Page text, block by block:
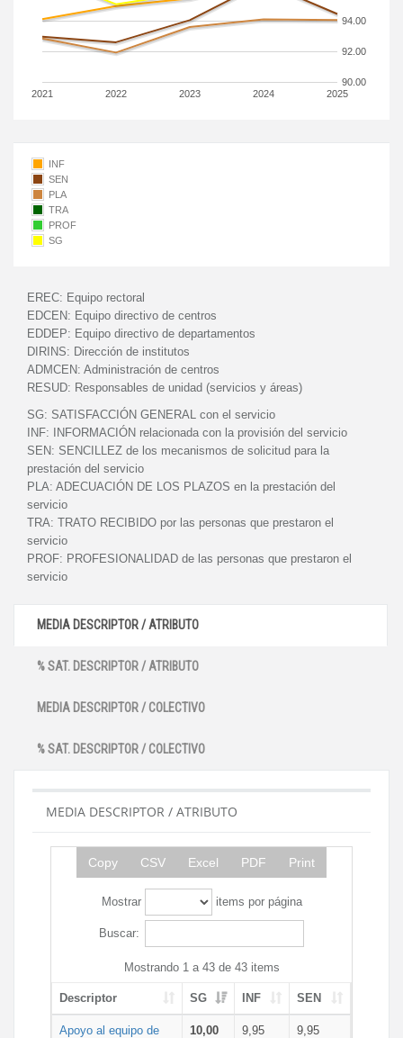
2021 2022 2023 2024 2025
90.00
92.00
94.00
INF
SEN
PLA
TRA
PROF
SG
EREC: Equipo rectoral
EDCEN: Equipo directivo de centros
EDDEP: Equipo directivo de departamentos
DIRINS: Dirección de institutos
ADMCEN: Administración de centros
RESUD: Responsables de unidad (servicios y áreas)
SG: SATISFACCIÓN GENERAL con el servicio
INF:
INFORMACIÓN relacionada con la provisión del servicio
SEN: SENCILLEZ de los mecanismos de solicitud para la
prestación del servicio
PLA: ADECUACIÓN DE LOS PLAZOS en la prestación del
servicio
TRA: TRATO RECIBIDO por las personas que prestaron el
servicio
PROF: PROFESIONALIDAD de las personas que prestaron el
servicio
MEDIA DESCRIPTOR / ATRIBUTO
% SAT. DESCRIPTOR / ATRIBUTO
MEDIA DESCRIPTOR / COLECTIVO
% SAT. DESCRIPTOR / COLECTIVO
MEDIA DESCRIPTOR / ATRIBUTO
Copy CSV Excel PDF Print
Mostrar items por página
Buscar:
Mostrando 1 a 43 de 43 items
Descriptor SG INF SEN
Apoyo al equipo de
10,00 9,95 9,95